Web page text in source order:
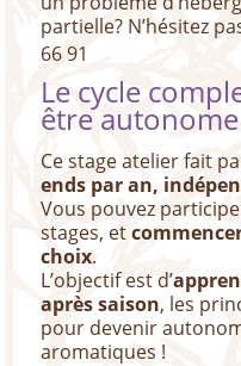
partielle? N’hésitez
66 91
Le cycle
être
Ce stage atelier fait
ends par an,
Vous pouvez
stages, et
choix.
L’objectif est d’
après saison, les
pour devenir
aromatiques !